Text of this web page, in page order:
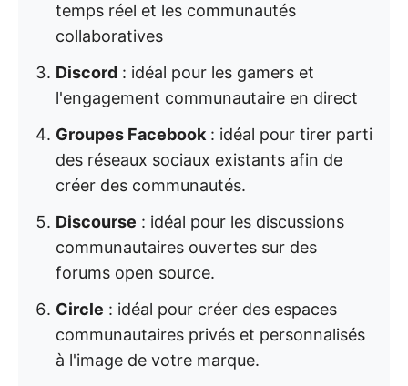
temps réel et les communautés
collaboratives
Discord : idéal pour les gamers et
l'engagement communautaire en direct
Groupes Facebook : idéal pour tirer parti
des réseaux sociaux existants afin de
créer des communautés.
Discourse : idéal pour les discussions
communautaires ouvertes sur des
forums open source.
Circle : idéal pour créer des espaces
communautaires privés et personnalisés
à l'image de votre marque.